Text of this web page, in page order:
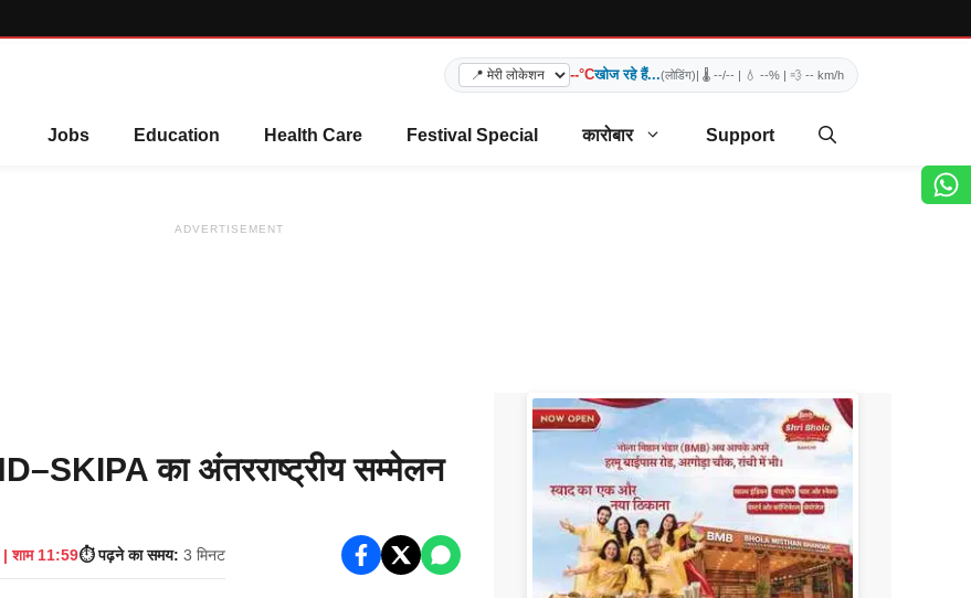
--°Cखोज रहे हैं...(लोडिंग)| 🌡️ --/-- | 💧 --% | 💨 -- km/h
Jobs Education Health Care Festival Special कारोबार Support
ADVERTISEMENT
का अंतरराष्ट्रीय सम्मेलन
शाम 11:59⏱️ पढ़ने का समय: 3 मिनट